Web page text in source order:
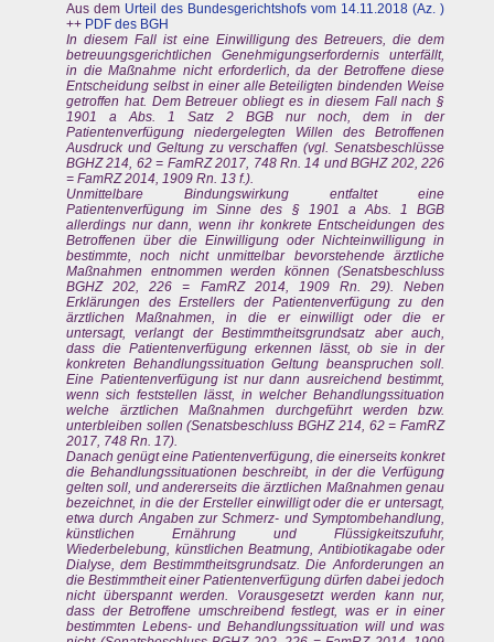
Aus dem Urteil des Bundesgerichtshofs vom 14.11.2018 (Az. )
++ PDF des BGH
In diesem Fall ist eine Einwilligung des Betreuers, die dem
betreuungsgerichtlichen Genehmigungserfordernis unterfällt,
in die Maßnahme nicht erforderlich, da der Betroffene diese
Entscheidung selbst in einer alle Beteiligten bindenden Weise
getroffen hat. Dem Betreuer obliegt es in diesem Fall nach §
1901 a Abs. 1 Satz 2 BGB nur noch, dem in der
Patientenverfügung niedergelegten Willen des Betroffenen
Ausdruck und Geltung zu verschaffen (vgl. Senatsbeschlüsse
BGHZ 214, 62 = FamRZ 2017, 748 Rn. 14 und BGHZ 202, 226
= FamRZ 2014, 1909 Rn. 13 f.).
Unmittelbare Bindungswirkung entfaltet eine
Patientenverfügung im Sinne des § 1901 a Abs. 1 BGB
allerdings nur dann, wenn ihr konkrete Entscheidungen des
Betroffenen über die Einwilligung oder Nichteinwilligung in
bestimmte, noch nicht unmittelbar bevorstehende ärztliche
Maßnahmen entnommen werden können (Senatsbeschluss
BGHZ 202, 226 = FamRZ 2014, 1909 Rn. 29). Neben
Erklärungen des Erstellers der Patientenverfügung zu den
ärztlichen Maßnahmen, in die er einwilligt oder die er
untersagt, verlangt der Bestimmtheitsgrundsatz aber auch,
dass die Patientenverfügung erkennen lässt, ob sie in der
konkreten Behandlungssituation Geltung beanspruchen soll.
Eine Patientenverfügung ist nur dann ausreichend bestimmt,
wenn sich feststellen lässt, in welcher Behandlungssituation
welche ärztlichen Maßnahmen durchgeführt werden bzw.
unterbleiben sollen (Senatsbeschluss BGHZ 214, 62 = FamRZ
2017, 748 Rn. 17).
Danach genügt eine Patientenverfügung, die einerseits konkret
die Behandlungssituationen beschreibt, in der die Verfügung
gelten soll, und andererseits die ärztlichen Maßnahmen genau
bezeichnet, in die der Ersteller einwilligt oder die er untersagt,
etwa durch Angaben zur Schmerz- und Symptombehandlung,
künstlichen Ernährung und Flüssigkeitszufuhr,
Wiederbelebung, künstlichen Beatmung, Antibiotikagabe oder
Dialyse, dem Bestimmtheitsgrundsatz. Die Anforderungen an
die Bestimmtheit einer Patientenverfügung dürfen dabei jedoch
nicht überspannt werden. Vorausgesetzt werden kann nur,
dass der Betroffene umschreibend festlegt, was er in einer
bestimmten Lebens- und Behandlungssituation will und was